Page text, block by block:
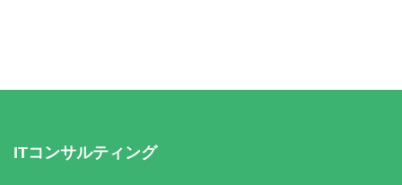
ITコンサルティング